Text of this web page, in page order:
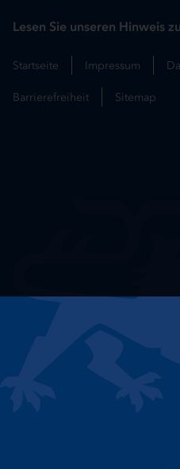
Lesen Sie unseren Hinweis
Startseite Impressum
Barrierefreiheit Sitemap